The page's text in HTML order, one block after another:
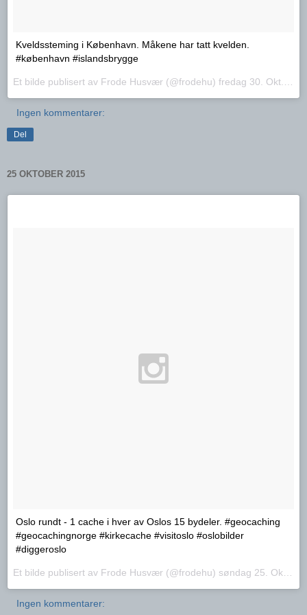
Kveldssteming i København. Måkene har tatt kvelden.
#københavn #islandsbrygge
Et bilde publisert av Frode Husvær (@frodehu) fredag 30. Okt.. 2015 PDT
Ingen kommentarer:
Del
25 OKTOBER 2015
Oslo rundt - 1 cache i hver av Oslos 15 bydeler. #geocaching
#geocachingnorge #kirkecache #visitoslo #oslobilder
#diggeroslo
Et bilde publisert av Frode Husvær (@frodehu) søndag 25. Okt.. 2015 PDT
Ingen kommentarer: